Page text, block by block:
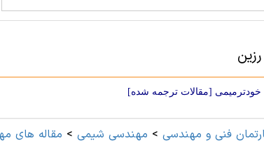
[مقالات ترجمه شده]
فنی و مهندسی > مهندسی شیمی > مقاله های